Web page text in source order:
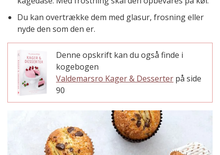
Du kan overtrække dem med glasur, frosning eller
nyde den som den er.
Denne opskrift kan du også finde i
kogebogen
Valdemarsro Kager & Desserter på side
90